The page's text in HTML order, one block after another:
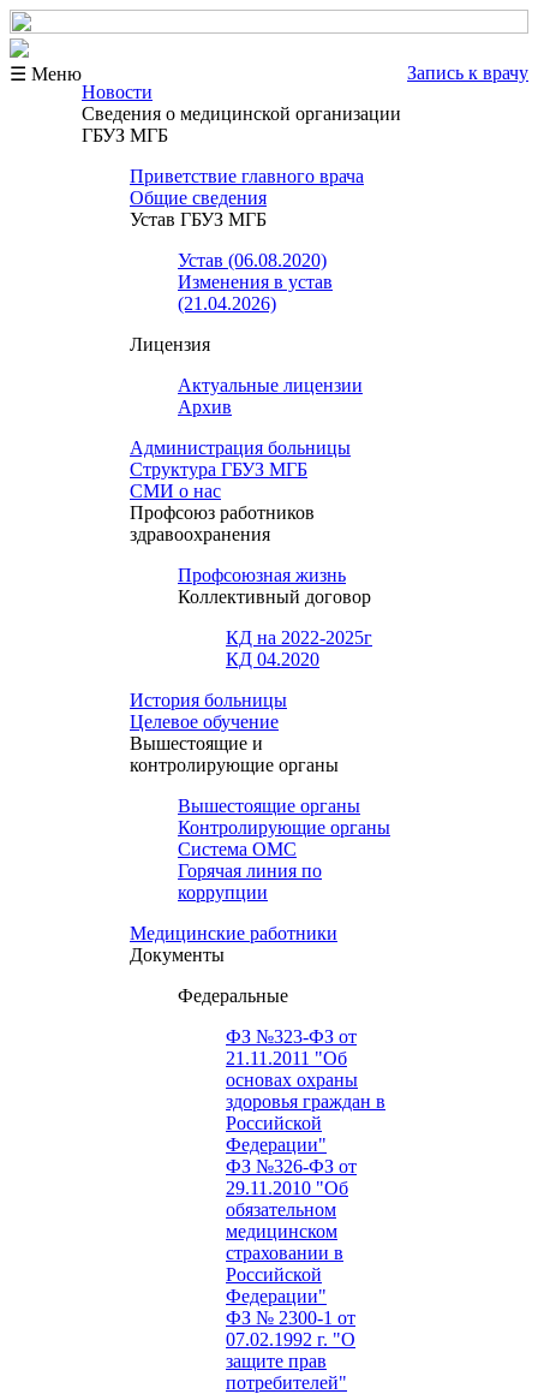
☰ Меню
Запись к врачу
Новости
Сведения о медицинской организации
ГБУЗ МГБ
Приветствие главного врача
Общие сведения
Устав ГБУЗ МГБ
Устав (06.08.2020)
Изменения в устав
(21.04.2026)
Лицензия
Актуальные лицензии
Архив
Администрация больницы
Структура ГБУЗ МГБ
СМИ о нас
Профсоюз работников
здравоохранения
Профсоюзная жизнь
Коллективный договор
КД на 2022-2025г
КД 04.2020
История больницы
Целевое обучение
Вышестоящие и
контролирующие органы
Вышестоящие органы
Контролирующие органы
Система ОМС
Горячая линия по
коррупции
Медицинские работники
Документы
Федеральные
ФЗ №323-ФЗ от
21.11.2011 "Об
основах охраны
здоровья граждан в
Российской
Федерации"
ФЗ №326-ФЗ от
29.11.2010 "Об
обязательном
медицинском
страховании в
Российской
Федерации"
ФЗ № 2300-1 от
07.02.1992 г. "О
защите прав
потребителей"